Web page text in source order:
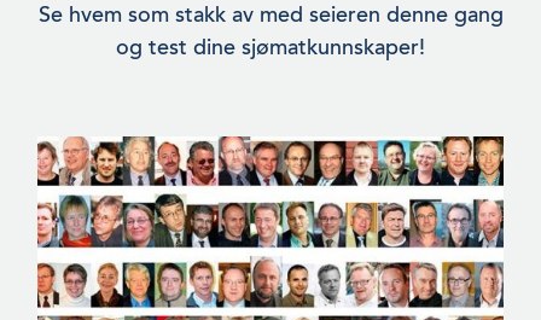
Se hvem som stakk av med seieren denne gang
og test dine sjømatkunnskaper!